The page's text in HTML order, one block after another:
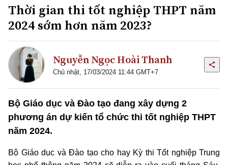
Thời gian thi tốt nghiệp THPT năm
2024 sớm hơn năm 2023?
Nguyễn Ngọc Hoài Thanh
Chủ nhật, 17/03/2024 11:44 GMT+7
Bộ Giáo dục và Đào tạo đang xây dựng 2
phương án dự kiến tổ chức thi tốt nghiệp THPT
năm 2024.
Bộ Giáo dục và Đào tạo cho hay Kỳ thi Tốt nghiệp Trung